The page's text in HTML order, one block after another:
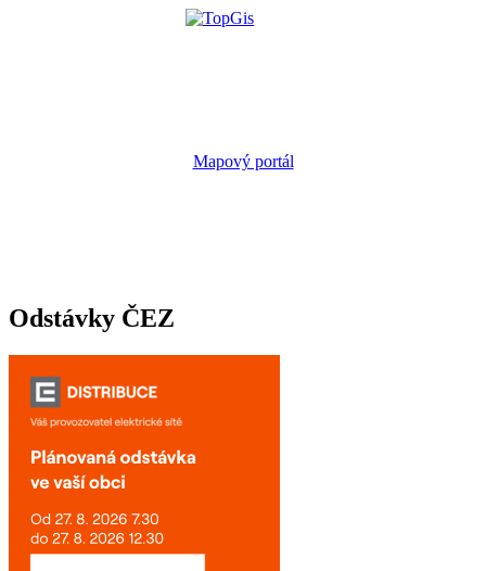
Mapový portál
Odstávky ČEZ